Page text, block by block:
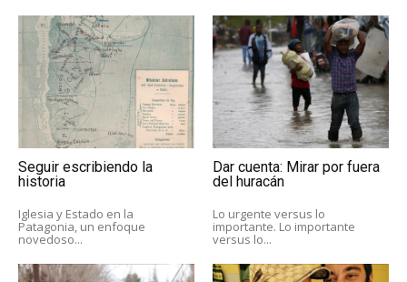
Seguir escribiendo la
historia
Iglesia y Estado en la
Patagonia, un enfoque
novedoso...
Dar cuenta: Mirar por fuera
del huracán
Lo urgente versus lo
importante. Lo importante
versus lo...